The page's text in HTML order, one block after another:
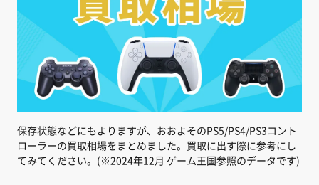
保存状態などにもよりますが、おおよそのPS5/PS4/PS3コント
ローラーの買取相場をまとめました。買取に出す際に参考にし
てみてください。(※2024年12月 ゲーム王国参照のデータです)